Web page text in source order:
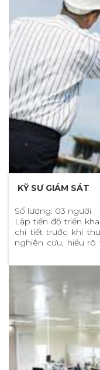
KỸ SƯ GIÁM SÁT
Số lượng: 03 người
Lập tiến độ triển
chi tiết trước khi
nghiên cứu, hiểu rõ